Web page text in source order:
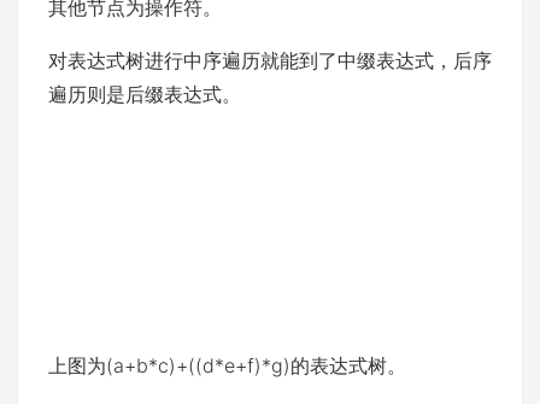
其他节点为操作符。
对表达式树进行中序遍历就能到了中缀表达式，后序
遍历则是后缀表达式。
上图为(a+b*c)+((d*e+f)*g)的表达式树。